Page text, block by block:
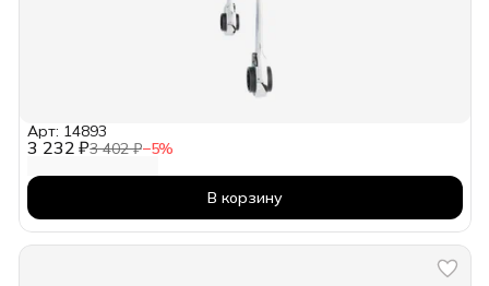
3 232 ₽3 402 ₽−5%
Арт: 14893
В корзину